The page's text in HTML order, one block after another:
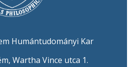
Humántudományi Kar
Wartha Vince utca 1.